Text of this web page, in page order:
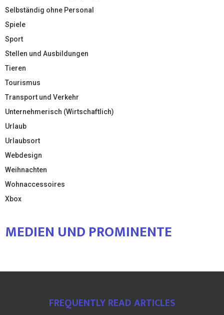
Selbständig ohne Personal
Spiele
Sport
Stellen und Ausbildungen
Tieren
Tourismus
Transport und Verkehr
Unternehmerisch (Wirtschaftlich)
Urlaub
Urlaubsort
Webdesign
Weihnachten
Wohnaccessoires
Xbox
MEDIEN UND PROMINENTE
FREQUENTLY READ ARTICLES